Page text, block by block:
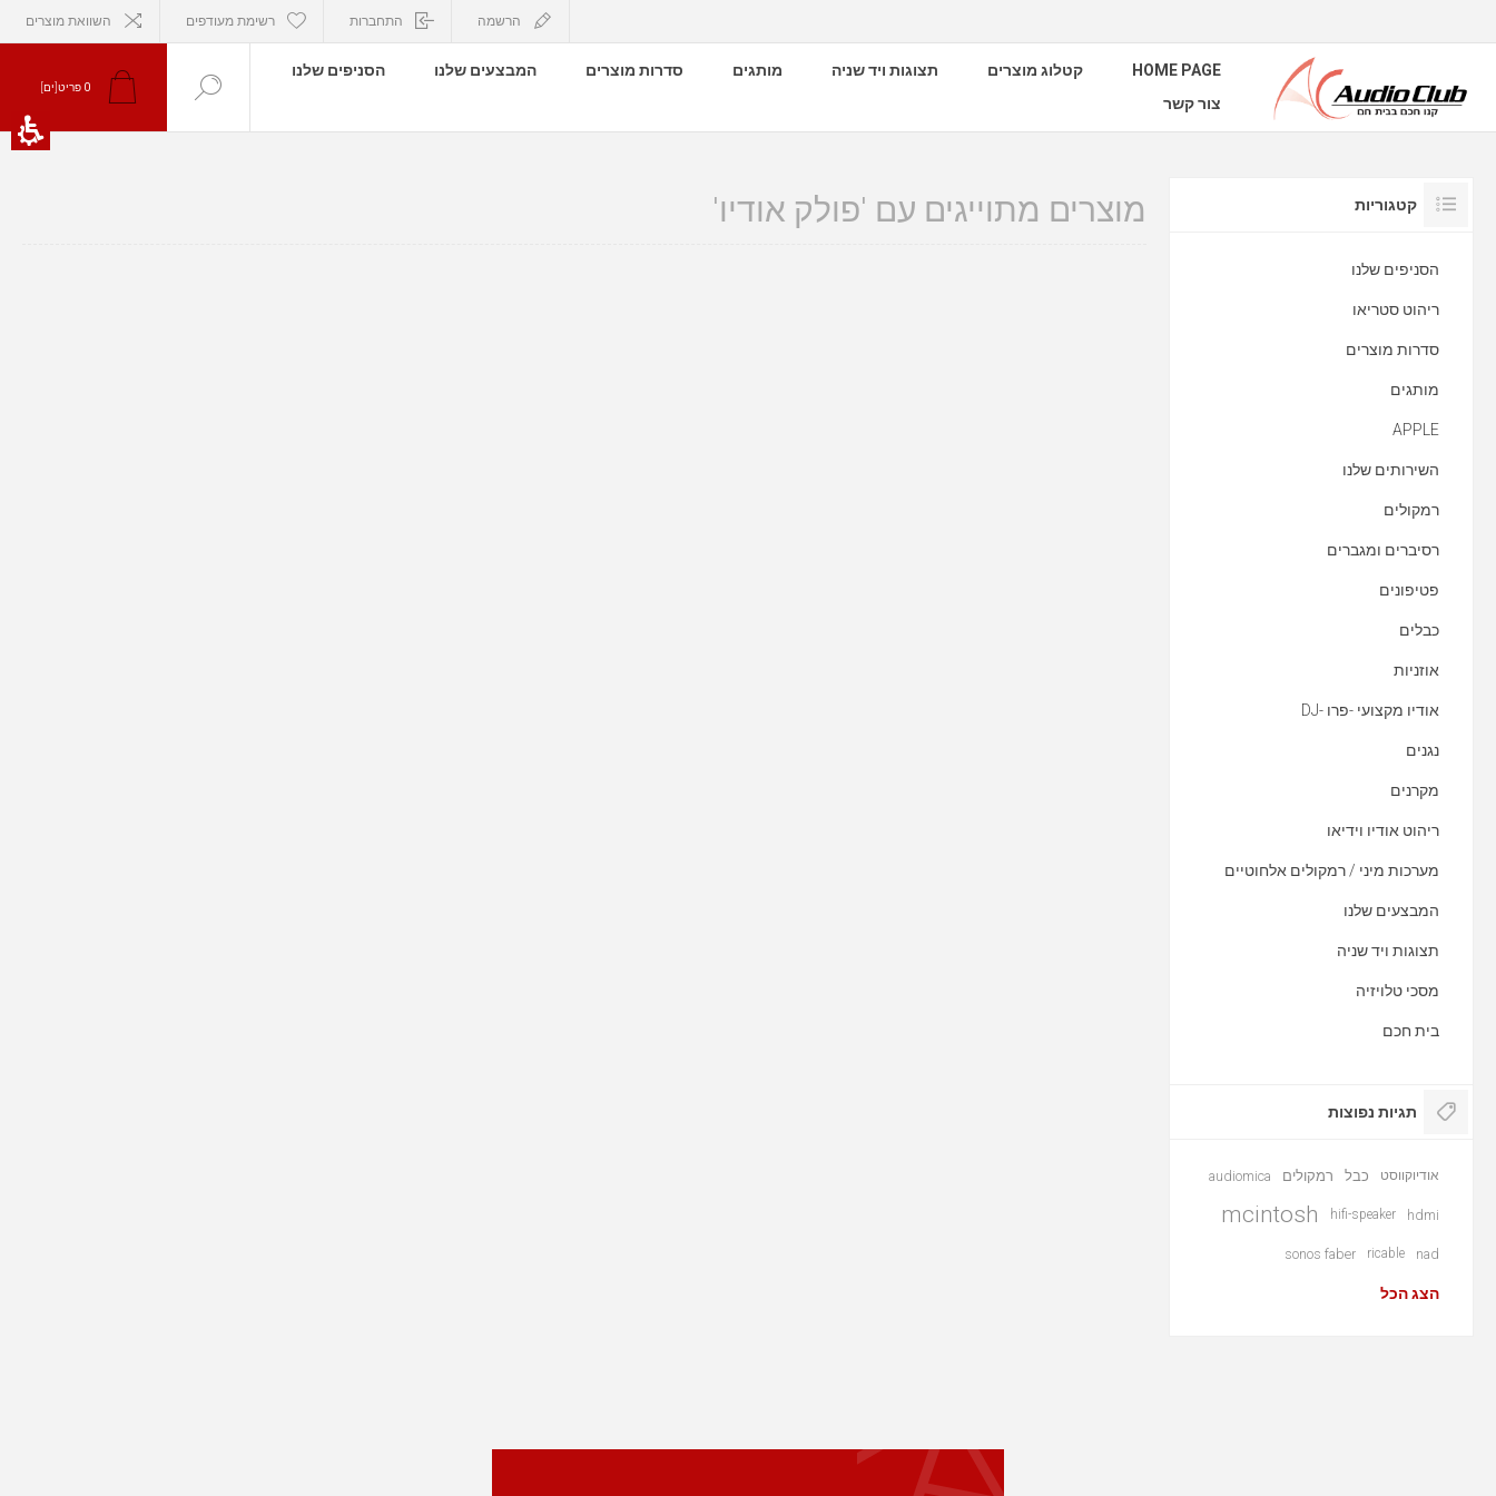
הרשמה התחברות רשימת מעודפים השוואת מוצרים
HOME PAGE קטלוג מוצרים תצוגות ויד שניה מותגים סדרות מוצרים המבצעים שלנו
הסניפים שלנו
צור קשר
0 פריט[ים]
מוצרים מתוייגים עם 'פולק אודיו' קטגוריות
הסניפים שלנו
ריהוט סטריאו
סדרות מוצרים
מותגים
APPLE
השירותים שלנו
רמקולים
רסיברים ומגברים
פטיפונים
כבלים
אוזניות
אודיו מקצועי -פרו -DJ
נגנים
מקרנים
ריהוט אודיו וידיאו
מערכות מיני / רמקולים אלחוטיים
המבצעים שלנו
תצוגות ויד שניה
מסכי טלויזיה
בית חכם
תגיות נפוצות
אודיוקווסט כבל רמקולים audiomica
hdmi
hifi-speaker
mcintosh
nad
ricable
sonos faber
הצג הכל